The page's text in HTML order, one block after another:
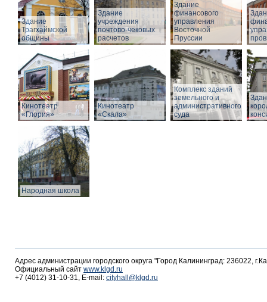
Здание
Трагхаймской
общины
Здание
учреждения
почтово-чековых
расчетов
Здание
финансового
управления
Восточной
Пруссии
Кинотеатр
«Глория»
Кинотеатр
«Скала»
Комплекс зданий
земельного и
административного
суда
Народная школа
Адрес администрации городского округа "Город Калининград: 236022,
Официальный сайт www.klgd.ru
+7 (4012) 31-10-31, E-mail: cityhall@klgd.ru